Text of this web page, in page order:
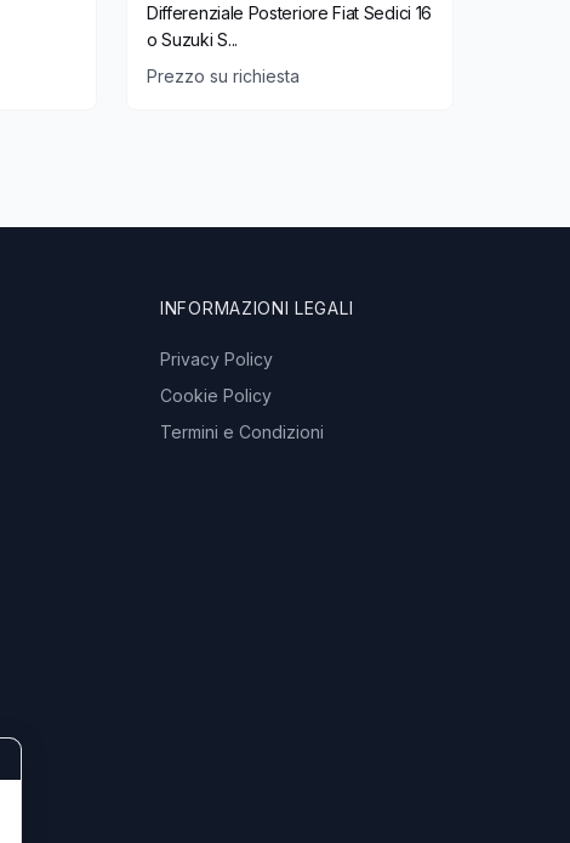
Differenziale Posteriore Fiat Sedici 16
o Suzuki S...
Prezzo su richiesta
INFORMAZIONI LEGALI
Privacy Policy
Cookie Policy
Termini e Condizioni